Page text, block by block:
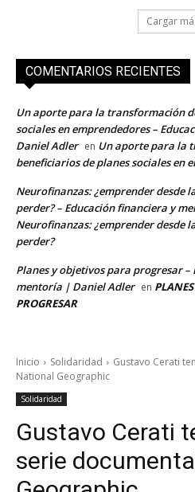
Cargar
COMENTARIOS RECIENTES
Un aporte para la transformación
sociales en emprendedores –
Daniel Adler en Un aporte para la
beneficiarios de planes sociales en
Neurofinanzas: ¿emprender desde
perder? – Educación financiera y
Neurofinanzas: ¿emprender desde
perder?
Planes y objetivos para progresar –
mentoría | Daniel Adler en
PROGRESAR